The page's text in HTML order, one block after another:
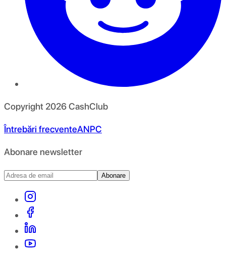
Copyright 2026CashClub
Întrebări frecventeANPC
Abonare newsletter
Abonare